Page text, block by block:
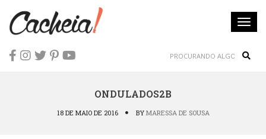
ONDULADOS2B
18 DE MAIO DE 2016 BY MARESSA DE SOUSA